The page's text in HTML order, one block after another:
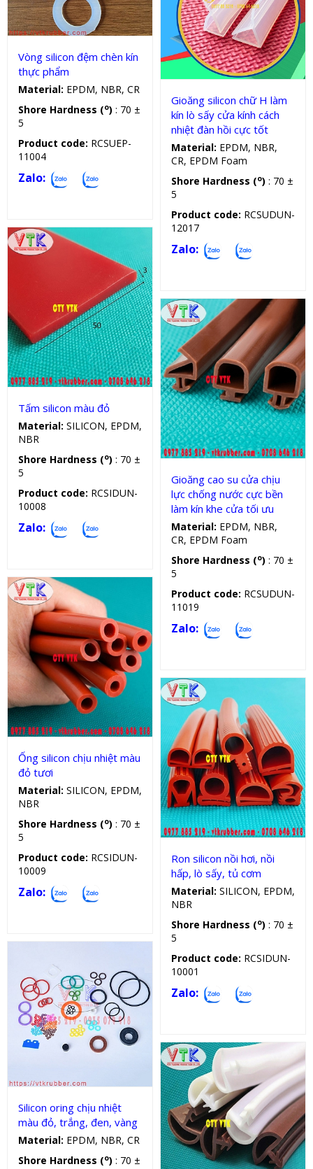
Vòng silicon đệm chèn kín
thực phẩm
Material: EPDM, NBR, CR
Shore Hardness (o) : 70 ±
5
Product code: RCSUEP-
11004
Zalo:
Gioăng silicon, cao su chữ H
Gioăng silicon chữ H làm
kín lò sấy cửa kính cách
nhiệt đàn hồi cực tốt
Material: EPDM, NBR,
CR, EPDM Foam
Shore Hardness (o) : 70 ±
5
Product code: RCSUDUN-
12017
Zalo:
Tấm silicon
Tấm silicon màu đỏ
Material: SILICON, EPDM,
NBR
Shore Hardness (o) : 70 ±
5
Product code: RCSIDUN-
10008
Zalo:
Gioăng cao su cửa
Gioăng cao su cửa chịu
lực chống nước cực bền
làm kín khe cửa tối ưu
Material: EPDM, NBR,
CR, EPDM Foam
Shore Hardness (o) : 70 ±
5
Product code: RCSUDUN-
11019
Zalo:
Sản phẩm kỹ thuật
Ống silicon chịu nhiệt màu
đỏ tươi
Material: SILICON, EPDM,
NBR
Shore Hardness (o) : 70 ±
5
Product code: RCSIDUN-
10009
Zalo:
Gioăng silicon
Ron silicon nồi hơi, nồi
hấp, lò sấy, tủ cơm
Material: SILICON, EPDM,
NBR
Shore Hardness (o) : 70 ±
5
Product code: RCSIDUN-
10001
Zalo:
Oring silicon
Silicon oring chịu nhiệt
màu đỏ, trắng, đen, vàng
Material: EPDM, NBR, CR
Shore Hardness (o) : 70 ±
Gioăng cao su cửa